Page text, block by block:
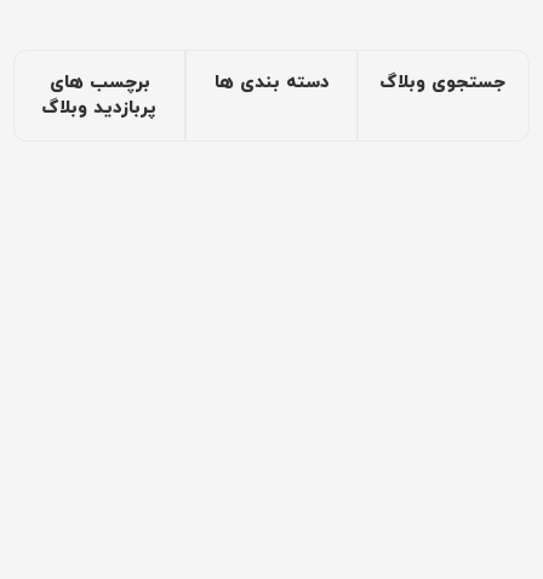
جستجوی وبلاگ دسته بندی ها
برچسب های
پربازدید وبلاگ